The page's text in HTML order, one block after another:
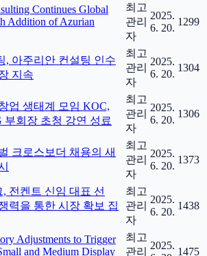
Continues Global
Addition of Azurian
최고
관리
자
2025.
6. 20.
1299
, 아주리안 컨설팅 인수
지속
최고
관리
자
2025.
6. 20.
1304
업 생태계 모임 KOC,
부회장 초청 강연 성료
최고
관리
자
2025.
6. 20.
1306
크로스보더 채용의 새
최고
관리
자
2025.
6. 20.
1373
전켄트 신임 대표 선
력을 통한 시장 확보 집
최고
관리
자
2025.
6. 20.
1438
Adjustments to Trigger
and Medium Display
최고
관리
2025.
1475